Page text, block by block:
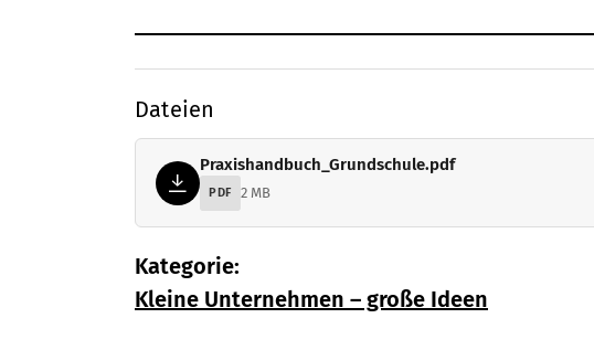
Dateien
Praxishandbuch_Grundschule.pdf
PDF 2 MB
Kategorie:
Kleine Unternehmen – große Ideen